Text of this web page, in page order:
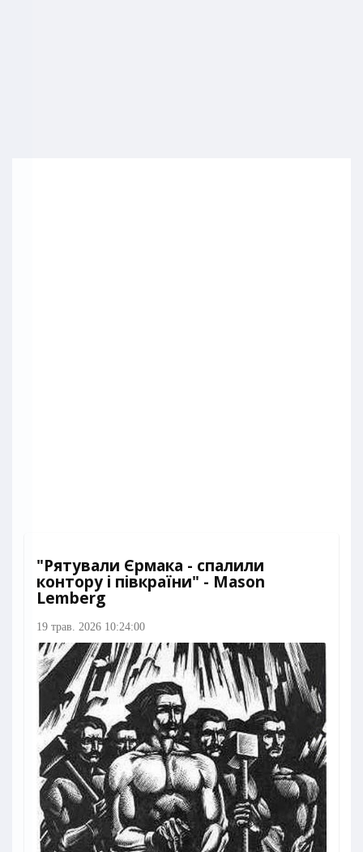
"Рятували Єрмака - спалили
контору і півкраїни" - Маson
Lemberg
19 трав. 2026 10:24:00